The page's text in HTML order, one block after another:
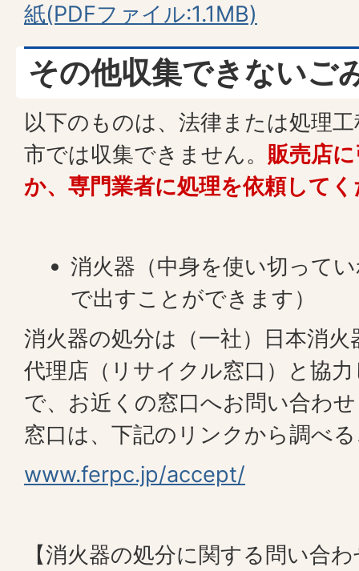
紙(PDFファイル:1.1MB)
その他収集できないご
以下のものは、法律または処理
市では収集できません。 販売店
か、専門業者に処理を依頼して
消火器（中身を使い切って
で出すことができます）
消火器の処分は（一社）日本消
代理店（リサイクル窓口）と協
で、お近くの窓口へお問い合わ
窓口は、下記のリンクから調べ
www.ferpc.jp/accept/
【消火器の処分に関する問い合